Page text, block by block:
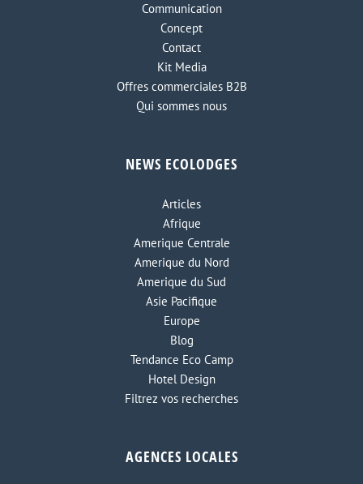
Communication
Concept
Contact
Kit Media
Offres commerciales B2B
Qui sommes nous
NEWS ECOLODGES
Articles
Afrique
Amerique Centrale
Amerique du Nord
Amerique du Sud
Asie Pacifique
Europe
Blog
Tendance Eco Camp
Hotel Design
Filtrez vos recherches
AGENCES LOCALES